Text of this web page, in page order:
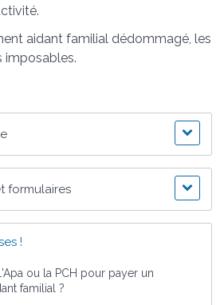
aidant familial dédommagé, les
imposables.
formulaires
!
ou la PCH pour payer un
familial ?